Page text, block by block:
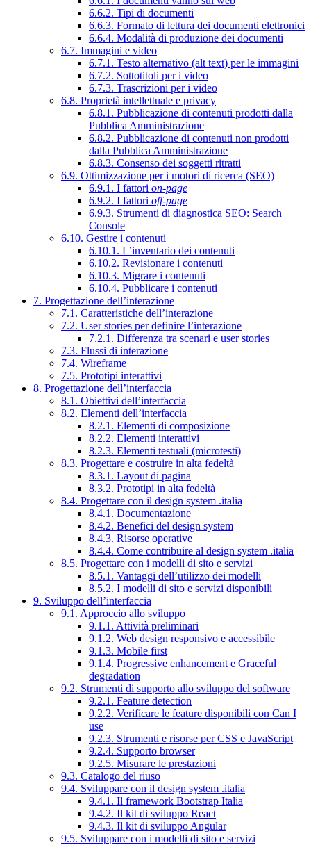
6.6.2. Tipi di documenti
6.6.3. Formato di lettura dei documenti elettronici
6.6.4. Modalità di produzione dei documenti
6.7. Immagini e video
6.7.1. Testo alternativo (alt text) per le immagini
6.7.2. Sottotitoli per i video
6.7.3. Trascrizioni per i video
6.8. Proprietà intellettuale e privacy
6.8.1. Pubblicazione di contenuti prodotti dalla
Pubblica Amministrazione
6.8.2. Pubblicazione di contenuti non prodotti
dalla Pubblica Amministrazione
6.8.3. Consenso dei soggetti ritratti
6.9. Ottimizzazione per i motori di ricerca (SEO)
6.9.1. I fattori on-page
6.9.2. I fattori off-page
6.9.3. Strumenti di diagnostica SEO: Search
Console
6.10. Gestire i contenuti
6.10.1. L’inventario dei contenuti
6.10.2. Revisionare i contenuti
6.10.3. Migrare i contenuti
6.10.4. Pubblicare i contenuti
7. Progettazione dell’interazione
7.1. Caratteristiche dell’interazione
7.2. User stories per definire l’interazione
7.2.1. Differenza tra scenari e user stories
7.3. Flussi di interazione
7.4. Wireframe
7.5. Prototipi interattivi
8. Progettazione dell’interfaccia
8.1. Obiettivi dell’interfaccia
8.2. Elementi dell’interfaccia
8.2.1. Elementi di composizione
8.2.2. Elementi interattivi
8.2.3. Elementi testuali (microtesti)
8.3. Progettare e costruire in alta fedeltà
8.3.1. Layout di pagina
8.3.2. Prototipi in alta fedeltà
8.4. Progettare con il design system .italia
8.4.1. Documentazione
8.4.2. Benefici del design system
8.4.3. Risorse operative
8.4.4. Come contribuire al design system .italia
8.5. Progettare con i modelli di sito e servizi
8.5.1. Vantaggi dell’utilizzo dei modelli
8.5.2. I modelli di sito e servizi disponibili
9. Sviluppo dell’interfaccia
9.1. Approccio allo sviluppo
9.1.1. Attività preliminari
9.1.2. Web design responsivo e accessibile
9.1.3. Mobile first
9.1.4. Progressive enhancement e Graceful
degradation
9.2. Strumenti di supporto allo sviluppo del software
9.2.1. Feature detection
9.2.2. Verificare le feature disponibili con Can I
use
9.2.3. Strumenti e risorse per CSS e JavaScript
9.2.4. Supporto browser
9.2.5. Misurare le prestazioni
9.3. Catalogo del riuso
9.4. Sviluppare con il design system .italia
9.4.1. Il framework Bootstrap Italia
9.4.2. Il kit di sviluppo React
9.4.3. Il kit di sviluppo Angular
9.5. Sviluppare con i modelli di sito e servizi